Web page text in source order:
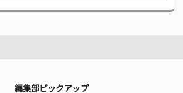
編集部ピックアップ